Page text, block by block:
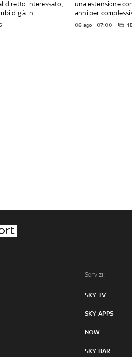
diretto interessato,
già in...
una estensione
anni per
06 ago - 07:00
Servizi:
SKY TV
SKY APPS
NOW
SKY BAR